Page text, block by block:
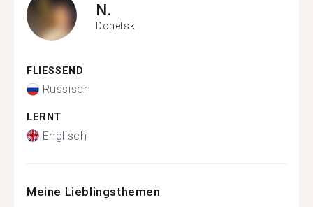
N.
Donetsk
FLIESSEND
Russisch
LERNT
Englisch
Meine Lieblingsthemen